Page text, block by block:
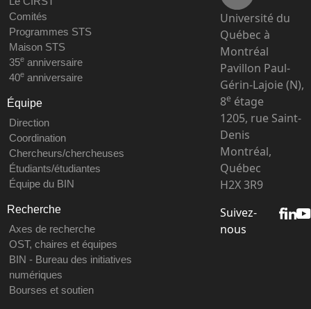
Comités
Programmes STS
Maison STS
35eanniversaire
40eanniversaire
Équipe
Direction
Coordination
Chercheurs/chercheuses
Étudiants/étudiantes
Équipe du BIN
Recherche
Axes de recherche
OST, chaires et équipes
BIN - Bureau des initiatives
numériques
Bourses et soutien
Université du
Québec à
Montréal
Pavillon Paul-
Gérin-Lajoie (N),
8e étage
1205, rue Saint-
Denis
Montréal,
Québec
H2X 3R9
Suivez-
nous